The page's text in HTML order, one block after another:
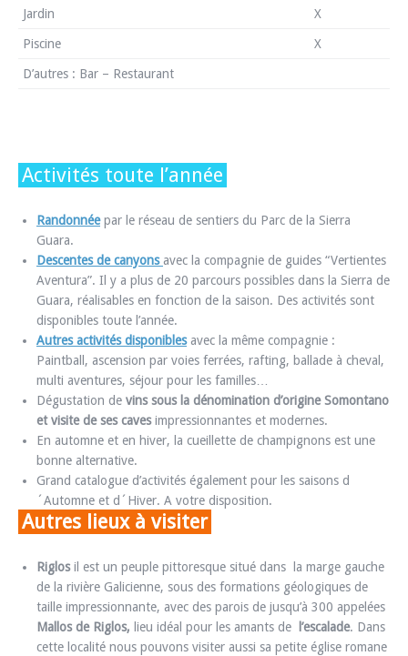
Jardin X
Piscine X
D’autres : Bar – Restaurant
Activités toute l’année
Randonnéepar le réseau de sentiers du Parc de la Sierra
Guara.
Descentes de canyons avec la compagnie de guides “Vertientes
Aventura”. Il y a plus de 20 parcours possibles dans la Sierra de
Guara, réalisables en fonction de la saison. Des activités sont
disponibles toute l’année.
Autres activités disponiblesavec la même compagnie :
Paintball, ascension par voies ferrées, rafting, ballade à cheval,
multi aventures, séjour pour les familles…
Dégustation de vins sous la dénomination d’origine Somontano
et visite de ses cavesimpressionnantes et modernes.
En automne et en hiver, la cueillette de champignons est une
bonne alternative.
Grand catalogue d’activités également pour les saisons d
´Automne et d´Hiver. A votre disposition.
Autres lieux à visiter
Riglosil est un peuple pittoresque situé dans la marge gauche
de la rivière Galicienne, sous des formations géologiques de
taille impressionnante, avec des parois de jusqu’à 300 appelées
Mallos de Riglos, lieu idéal pour les amants de l’escalade. Dans
cette localité nous pouvons visiter aussi sa petite église romane